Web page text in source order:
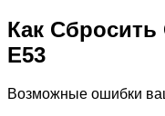
Как
Е53
Возможные ошибки